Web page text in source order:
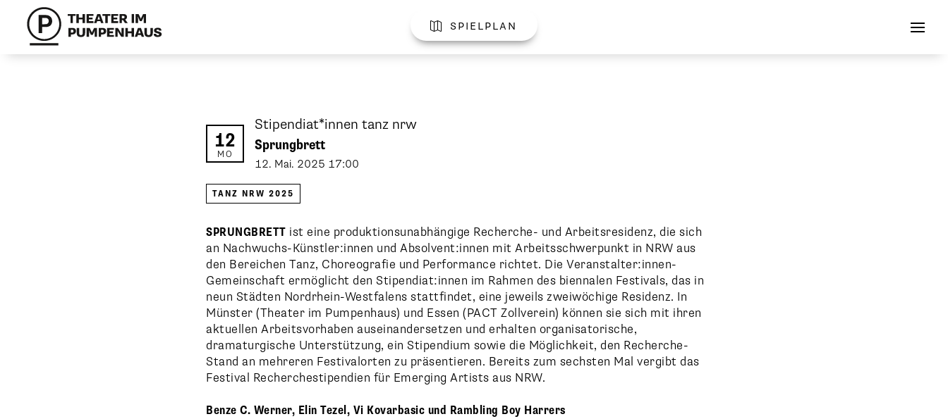
 spielplan
12
MO
Stipendiat*innen tanz nrw
Sprungbrett
12. Mai. 2025 17:00
TANZ NRW 2025
SPRUNGBRETT ist eine produktionsunabhängige Recherche- und Arbeitsresidenz, die sich
an Nachwuchs-Künstler:innen und Absolvent:innen mit Arbeitsschwerpunkt in NRW aus
den Bereichen Tanz, Choreografie und Performance richtet. Die Veranstalter:innen-
Gemeinschaft ermöglicht den Stipendiat:innen im Rahmen des biennalen Festivals, das in
neun Städten Nordrhein-Westfalens stattfindet, eine jeweils zweiwöchige Residenz. In
Münster (Theater im Pumpenhaus) und Essen (PACT Zollverein) können sie sich mit ihren
aktuellen Arbeitsvorhaben auseinandersetzen und erhalten organisatorische,
dramaturgische Unterstützung, ein Stipendium sowie die Möglichkeit, den Recherche-
Stand an mehreren Festivalorten zu präsentieren. Bereits zum sechsten Mal vergibt das
Festival Recherchestipendien für Emerging Artists aus NRW.
Benze C. Werner, Elin Tezel, Vi Kovarbasic und Rambling Boy Harrers